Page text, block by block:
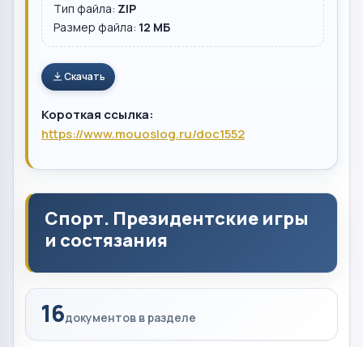
Тип файла: ZIP
Размер файла: 12 MБ
Скачать
Короткая ссылка:
https://www.mouoslog.ru/doc1552
Спорт. Президентские игры
и состязания
16документов в разделе